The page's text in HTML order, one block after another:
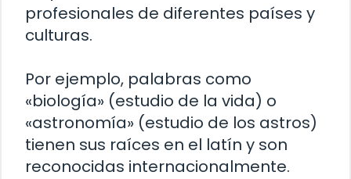
profesionales de diferentes países y
culturas.
Por ejemplo, palabras como
«biología» (estudio de la vida) o
«astronomía» (estudio de los astros)
tienen sus raíces en el latín y son
reconocidas internacionalmente.